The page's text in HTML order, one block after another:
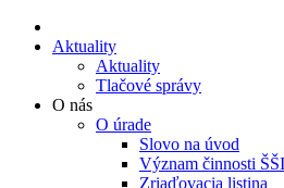
Aktuality
Aktuality
Tlačové správy
O nás
O úrade
Slovo na úvod
Význam činnosti ŠŠI
Zriaďovacia listina